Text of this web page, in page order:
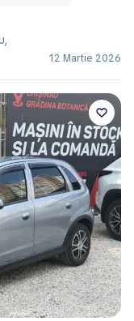
12 Martie 2026